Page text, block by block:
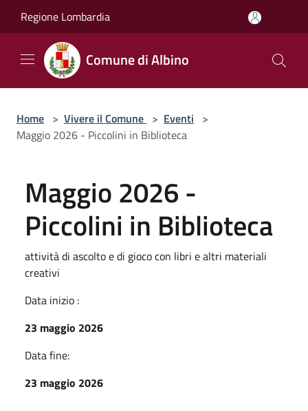
Regione Lombardia
Comune di Albino
Home > Vivere il Comune > Eventi >
Maggio 2026 - Piccolini in Biblioteca
Maggio 2026 -
Piccolini in Biblioteca
attività di ascolto e di gioco con libri e altri materiali
creativi
Data inizio :
23 maggio 2026
Data fine:
23 maggio 2026